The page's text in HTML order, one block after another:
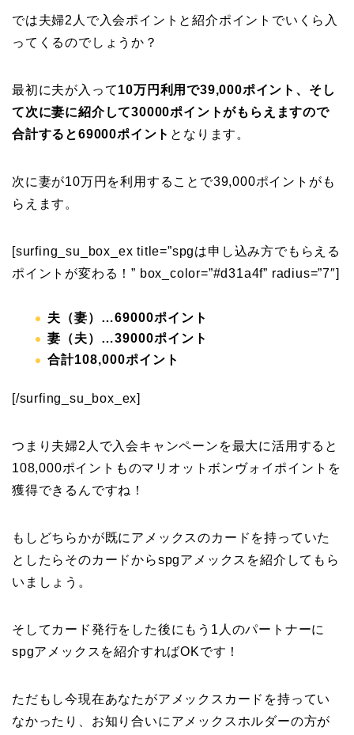
では夫婦2人で入会ポイントと紹介ポイントでいくら入
ってくるのでしょうか？
最初に夫が入って10万円利用で39,000ポイント、そし
て次に妻に紹介して30000ポイントがもらえますので
合計すると69000ポイント となります。
次に妻が10万円を利用することで39,000ポイントがも
らえます。
[surfing_su_box_ex title=”spgは申し込み方でもらえる
ポイントが変わる！” box_color=”#d31a4f” radius=”7″]
夫（妻）…69000ポイント
妻（夫）…39000ポイント
合計108,000ポイント
[/surfing_su_box_ex]
つまり夫婦2人で入会キャンペーンを最大に活用すると
108,000ポイントものマリオットボンヴォイポイントを
獲得できるんですね！
もしどちらかが既にアメックスのカードを持っていた
としたらそのカードからspgアメックスを紹介してもら
いましょう。
そしてカード発行をした後にもう1人のパートナーに
spgアメックスを紹介すればOKです！
ただもし今現在あなたがアメックスカードを持ってい
なかったり、お知り合いにアメックスホルダーの方が